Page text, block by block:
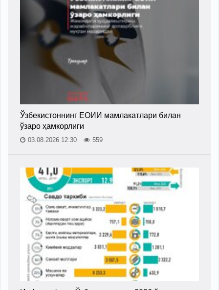
Ўзбекистоннинг ЕОИИ мамлакатлари билан
ўзаро ҳамкорлиги
03.08.2026 12:30 559